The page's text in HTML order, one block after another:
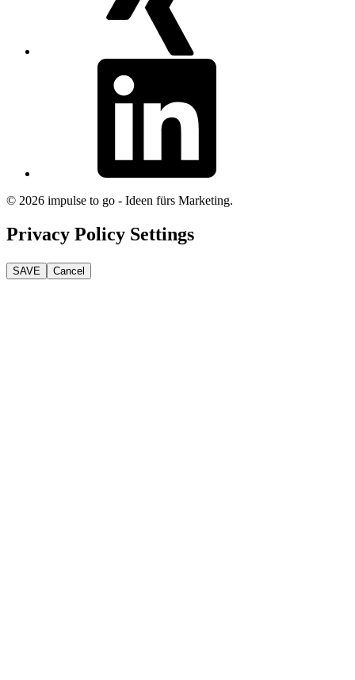
© 2026 impulse to go - Ideen fürs Marketing.
Privacy Policy Settings
SAVE Cancel